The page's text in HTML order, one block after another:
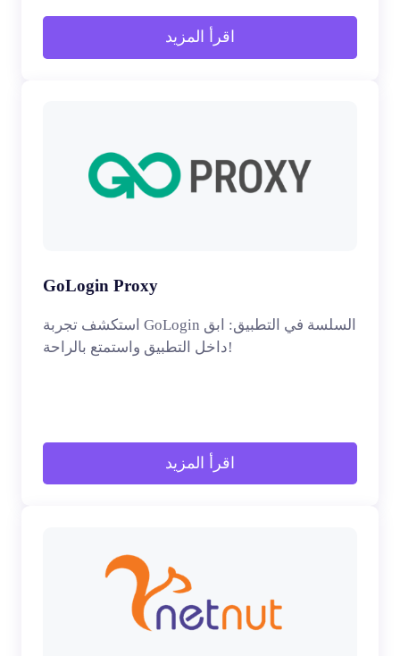
اقرأ المزيد
GoLogin Proxy
استكشف تجربة GoLogin السلسة في التطبيق: ابق
داخل التطبيق واستمتع بالراحة!
اقرأ المزيد